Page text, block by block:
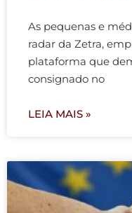
As pequenas e
radar da Zetra,
plataforma que
consignado no
LEIA MAIS »